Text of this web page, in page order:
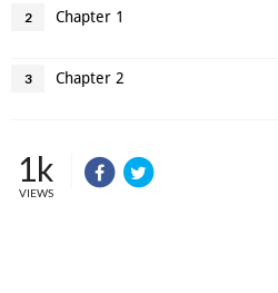
2 Chapter 1
3 Chapter 2
1k
VIEWS